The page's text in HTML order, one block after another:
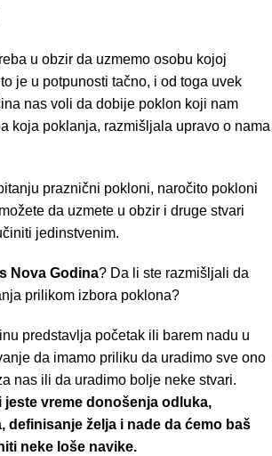
u obzir da uzmemo osobu kojoj
je u potpunosti tačno, i od toga uvek
nas voli da dobije poklon koji nam
koja poklanja, razmišljala upravo o nama
praznični pokloni, naročito pokloni
da uzmete u obzir i druge stvari
jedinstvenim.
Nova Godina? Da li ste razmišljali da
prilikom izbora poklona?
predstavlja početak ili barem nadu u
da imamo priliku da uradimo sve ono
nas ili da uradimo bolje neke stvari.
jeste vreme donošenja odluka,
definisanje želja i nade da ćemo baš
neke loše navike.